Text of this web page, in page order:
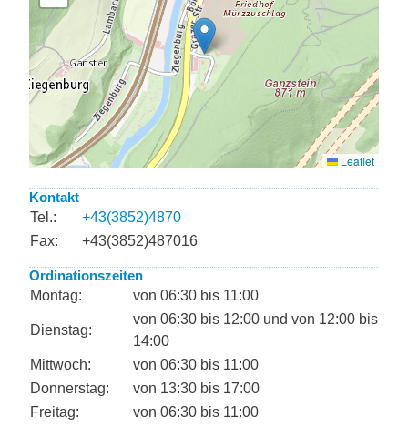
Kontakt
Tel.:
+43(3852)4870
Fax:
+43(3852)487016
Ordinationszeiten
Montag:
von 06:30 bis 11:00
Dienstag:
von 06:30 bis 12:00 und von 12:00 bis
14:00
Mittwoch:
von 06:30 bis 11:00
Donnerstag:
von 13:30 bis 17:00
Freitag:
von 06:30 bis 11:00